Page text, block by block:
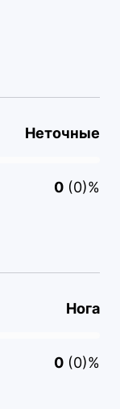
Неточные
0 (0)%
Нога
0 (0)%